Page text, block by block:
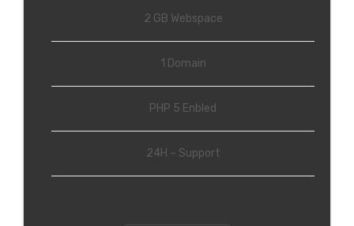
2 GB Webspace
1 Domain
PHP 5 Enbled
24H – Support